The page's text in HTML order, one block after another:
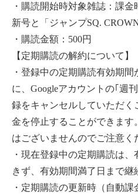
・購読開始時対象雑誌：課
新号と「ジャンプSQ.
・購読金額：500円
【定期購読の解約について】
・登録中の定期購読有効期
に、Googleアカウントの｢週
録をキャンセルしていただく
金を停止することができま
はございませんのでご注意く
・現在登録中の定期購読は
きず、有効期間満了日まで継
・定期購読の更新時（自動